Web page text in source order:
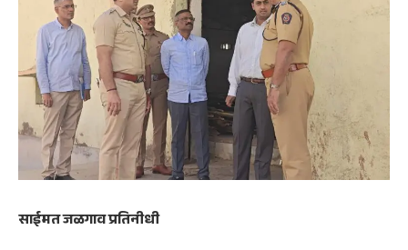
साईमत जळगाव प्रतिनीधी